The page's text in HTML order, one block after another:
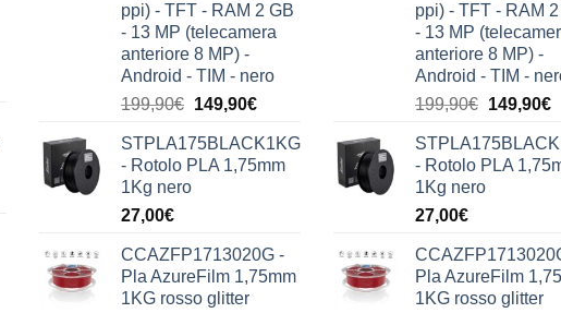
ppi) - TFT - RAM 2 GB
- 13 MP (telecamera
anteriore 8 MP) -
Android - TIM - nero
199,90€ Il
originale
era:
149,90€Il
attuale
è:
STPLA175BLACK1KG
- Rotolo PLA 1,75mm
1Kg nero
27,00€
CCAZFP1713020G -
Pla AzureFilm 1,75mm
1KG rosso glitter
ppi) - TFT - RAM
- 13 MP
anteriore 8 MP) -
Android - TIM -
199,90€ Il
originale
era:
149,90€Il
- Rotolo PLA
1Kg nero
27,00€
Pla AzureFilm
1KG rosso glitter